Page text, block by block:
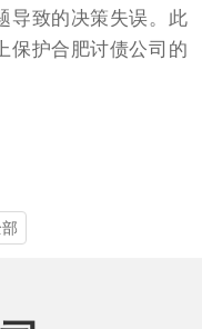
导致的决策失误。此
保护合肥讨债公司的